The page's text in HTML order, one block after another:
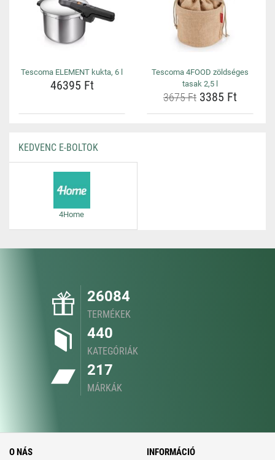
Tescoma ELEMENT kukta, 6 l
46395 Ft
Tescoma 4FOOD zöldséges
tasak 2,5 l
3675 Ft 3385 Ft
KEDVENC E-BOLTOK
4Home
26084
TERMÉKEK
440
KATEGÓRIÁK
217
MÁRKÁK
O NÁS INFORMÁCIÓ